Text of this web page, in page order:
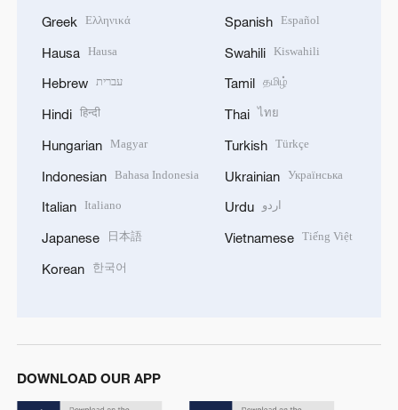
Greek Ελληνικά
Hausa Hausa
Hebrew עברית
Hindi हिन्दी
Hungarian Magyar
Indonesian Bahasa Indonesia
Italian Italiano
Japanese 日本語
Korean 한국어
Spanish Español
Swahili Kiswahili
Tamil தமிழ்
Thai ไทย
Turkish Türkçe
Ukrainian Українська
Urdu اردو
Vietnamese Tiếng Việt
DOWNLOAD OUR APP